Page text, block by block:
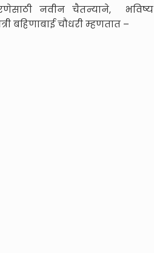
नवीन चैतन्याने, भविष्य
बहिणाबाई चौधरी म्हणतात –